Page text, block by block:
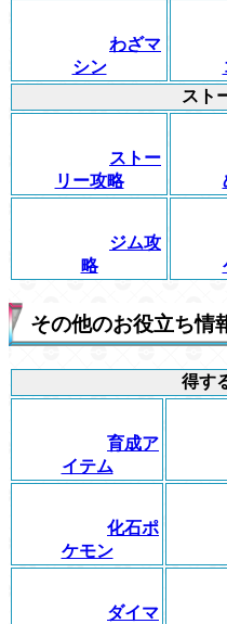
わざマ
シン
スト
ストー
リー攻略
ジム攻
略
その他のお役立ち情
得す
育成ア
イテム
化石ポ
ケモン
ダイマ